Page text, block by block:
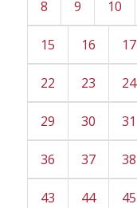
8 9 10
15 16 17
22 23 24
29 30 31
36 37 38
43 44 45